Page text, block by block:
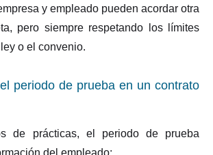
y empleado pueden acordar otra
pero siempre respetando los límites
o el convenio.
periodo de prueba en un contrato
de prácticas, el periodo de prueba